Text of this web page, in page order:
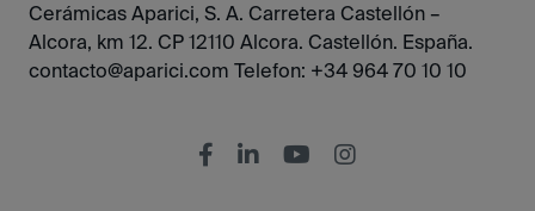
Cerámicas Aparici, S. A. Carretera Castellón –
Alcora, km 12. CP 12110 Alcora. Castellón. España.
contacto@aparici.com Telefon: +34 964 70 10 10